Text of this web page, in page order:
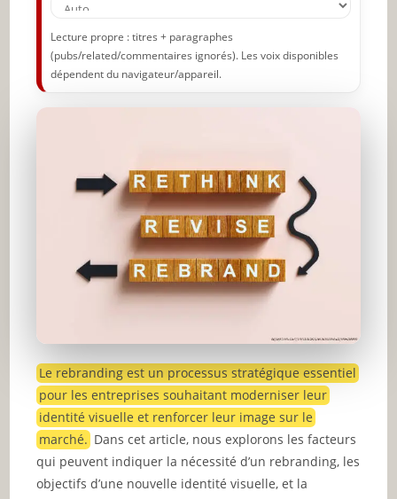
Lecture propre : titres + paragraphes
(pubs/related/commentaires ignorés). Les voix disponibles
dépendent du navigateur/appareil.
Le rebranding est un processus stratégique essentiel
pour les entreprises souhaitant moderniser leur
identité visuelle et renforcer leur image sur le
marché. Dans cet article, nous explorons les facteurs
qui peuvent indiquer la nécessité d’un rebranding, les
objectifs d’une nouvelle identité visuelle, et la